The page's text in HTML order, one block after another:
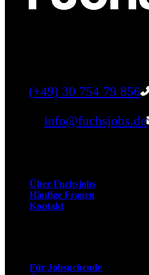
(+49) 30 754 79 856
info@fuchsjobs.de
Über Fuchsjobs
Häufige Fragen
Kontakt
Für Jobsuchende